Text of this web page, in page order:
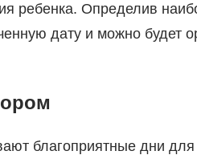
ребенка. Определив
дату и можно будет
благоприятные дни для